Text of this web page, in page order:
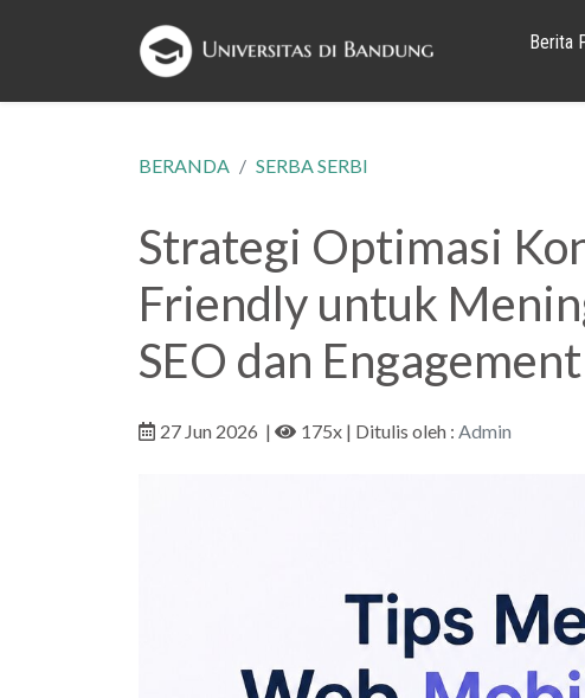
Berita
BERANDA SERBA SERBI
Strategi Optimasi
Friendly untuk
SEO dan
27 Jun 2026 | 175x | Ditulis oleh : Admin